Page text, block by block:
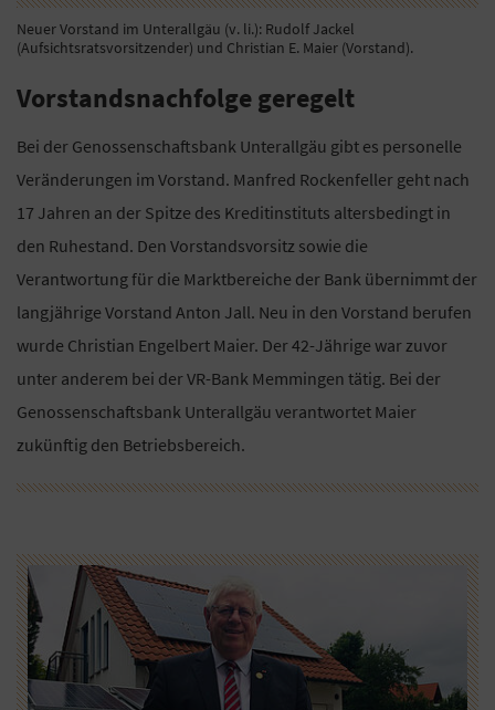
Neuer Vorstand im Unterallgäu (v. li.): Rudolf Jackel
(Aufsichtsratsvorsitzender) und Christian E. Maier (Vorstand).
Vorstandsnachfolge geregelt
Bei der Genossenschaftsbank Unterallgäu gibt es personelle
Veränderungen im Vorstand. Manfred Rockenfeller geht nach
17 Jahren an der Spitze des Kreditinstituts altersbedingt in
den Ruhestand. Den Vorstandsvorsitz sowie die
Verantwortung für die Marktbereiche der Bank übernimmt der
langjährige Vorstand Anton Jall. Neu in den Vorstand berufen
wurde Christian Engelbert Maier. Der 42-Jährige war zuvor
unter anderem bei der VR-Bank Memmingen tätig. Bei der
Genossenschaftsbank Unterallgäu verantwortet Maier
zukünftig den Betriebsbereich.